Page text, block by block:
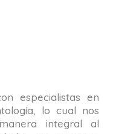
especialistas en
lo cual nos
integral al